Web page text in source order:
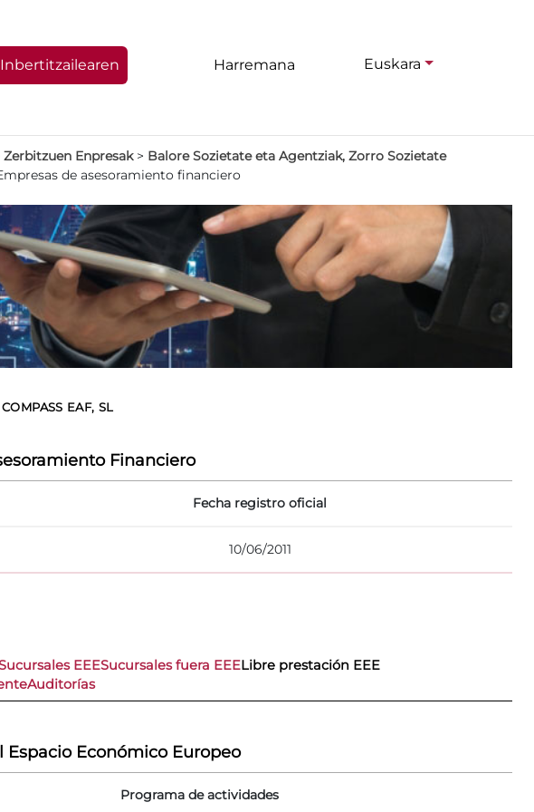
Inbertitzailearen Harremana Euskara
Enpresak> Balore Sozietate eta Agentziak, Zorro Sozietate
de asesoramiento financiero
EAF, SL
Financiero
Fecha registro oficial
10/06/2011
EEESucursales fuera EEELibre prestación EEE
Auditorías
Económico Europeo
Programa de actividades